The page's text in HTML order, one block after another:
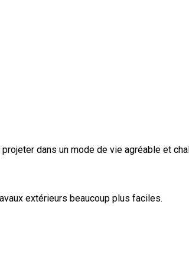
dans un mode de vie agréable et
extérieurs beaucoup plus faciles.